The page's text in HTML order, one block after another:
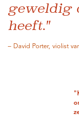
geweldig
heeft."
– David Porter, violist